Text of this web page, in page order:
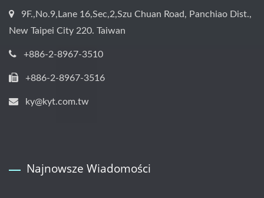
9F.,No.9,Lane 16,Sec,2,Szu Chuan Road, Panchiao Dist.,
New Taipei City 220. Taiwan
+886-2-8967-3510
+886-2-8967-3516
ky@kyt.com.tw
Najnowsze Wiadomości